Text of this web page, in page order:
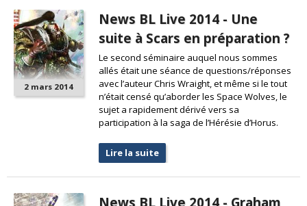
2 mars 2014
News BL Live 2014 - Une
suite à Scars en préparation ?
Le second séminaire auquel nous sommes
allés était une séance de questions/réponses
avec l’auteur Chris Wraight, et même si le tout
n’était censé qu’aborder les Space Wolves, le
sujet a rapidement dérivé vers sa
participation à la saga de l’Hérésie d’Horus.
Lire la suite
News BL Live 2014 - Graham